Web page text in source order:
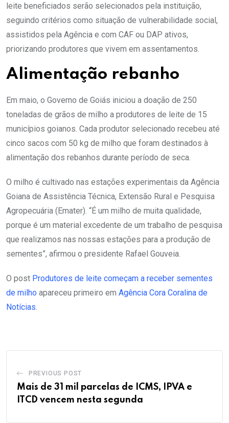
leite beneficiados serão selecionados pela instituição,
seguindo critérios como situação de vulnerabilidade social,
assistidos pela Agência e com CAF ou DAP ativos,
priorizando produtores que vivem em assentamentos.
Alimentação rebanho
Em maio, o Governo de Goiás iniciou a doação de 250
toneladas de grãos de milho a produtores de leite de 15
municípios goianos. Cada produtor selecionado recebeu até
cinco sacos com 50 kg de milho que foram destinados à
alimentação dos rebanhos durante período de seca.
O milho é cultivado nas estações experimentais da Agência
Goiana de Assistência Técnica, Extensão Rural e Pesquisa
Agropecuária (Emater). “É um milho de muita qualidade,
porque é um material excedente de um trabalho de pesquisa
que realizamos nas nossas estações para a produção de
sementes”, afirmou o presidente Rafael Gouveia.
O post Produtores de leite começam a receber sementes
de milho apareceu primeiro em Agência Cora Coralina de
Notícias
PREVIOUS POST
Mais de 31 mil parcelas de ICMS, IPVA e
ITCD vencem nesta segunda